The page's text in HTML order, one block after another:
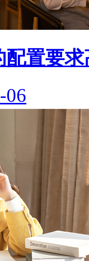
置要求
06